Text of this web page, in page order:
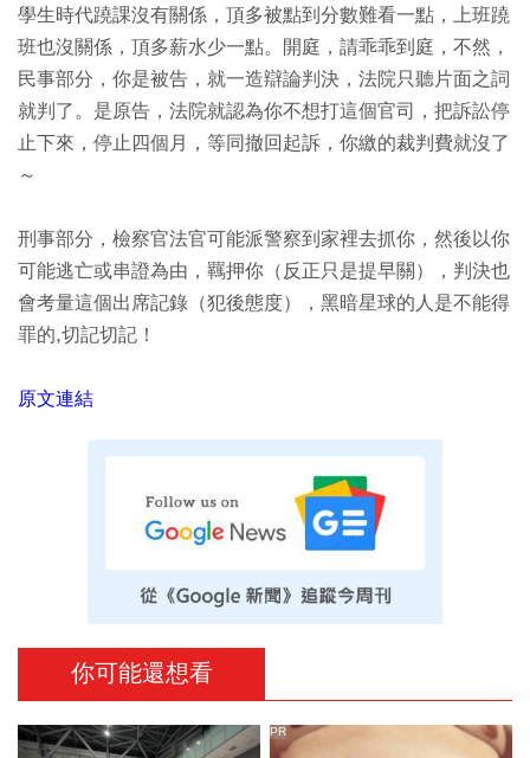
學生時代蹺課沒有關係，頂多被點到分數難看一點，上班蹺
班也沒關係，頂多薪水少一點。開庭，請乖乖到庭，不然，
民事部分，你是被告，就一造辯論判決，法院只聽片面之詞
就判了。是原告，法院就認為你不想打這個官司，把訴訟停
止下來，停止四個月，等同撤回起訴，你繳的裁判費就沒了
～
刑事部分，檢察官法官可能派警察到家裡去抓你，然後以你
可能逃亡或串證為由，羈押你（反正只是提早關），判決也
會考量這個出席記錄（犯後態度），黑暗星球的人是不能得
罪的,切記切記！
原文連結
你可能還想看
PR